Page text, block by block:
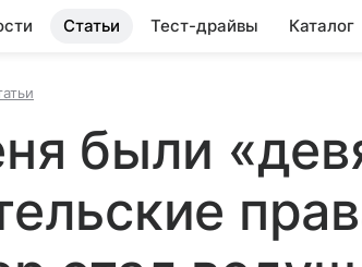
Статьи Тест-драйвы Каталог
были